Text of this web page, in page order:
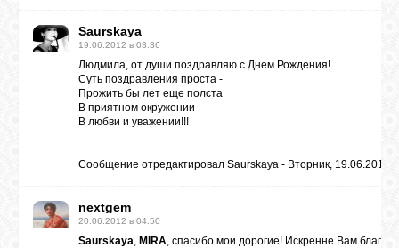
Saurskaya
19.06.2012 в 03:36
Людмила, от души поздравляю с Днем Рождения!
Суть поздравления проста -
Прожить бы лет еще полста
В приятном окружении
В любви и уважении!!!
Сообщение отредактировал Saurskaya - Вторник, 19.06.2012,
nextgem
20.06.2012 в 04:50
Saurskaya, MIRA, спасибо мои дорогие! Искренне Вам